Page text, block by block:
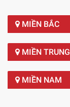
MIỀN BẮC
MIỀN TRUNG
MIỀN NAM